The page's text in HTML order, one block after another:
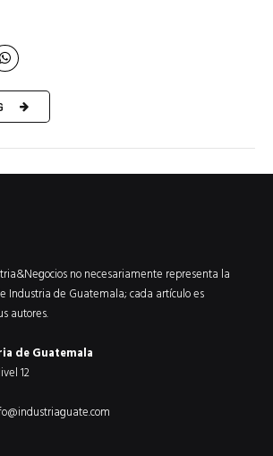
no necesariamente representa la
Industria de Guatemala; cada artículo es
autores.
de Guatemala
12